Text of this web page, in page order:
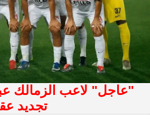
"عاجل" لاعب الزمالك
تجديد